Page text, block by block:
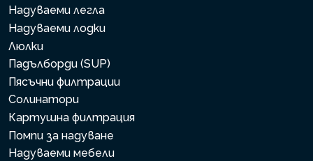
Надуваеми легла
Надуваеми лодки
Люлки
Падълборди (SUP)
Пясъчни филтрации
Солинатори
Картушна филтрация
Помпи за надуване
Надуваеми мебели